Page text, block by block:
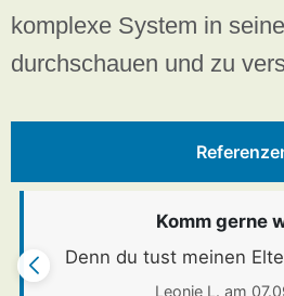
komplexe System in
durchschauen und zu
Komm gerne
Denn du tust meinen
Leonie L. am